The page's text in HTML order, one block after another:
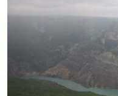
СИБИРЬ.РЕАЛИИ
РАСПИСАНИЕ
ПОДПИШИТЕСЬ НА